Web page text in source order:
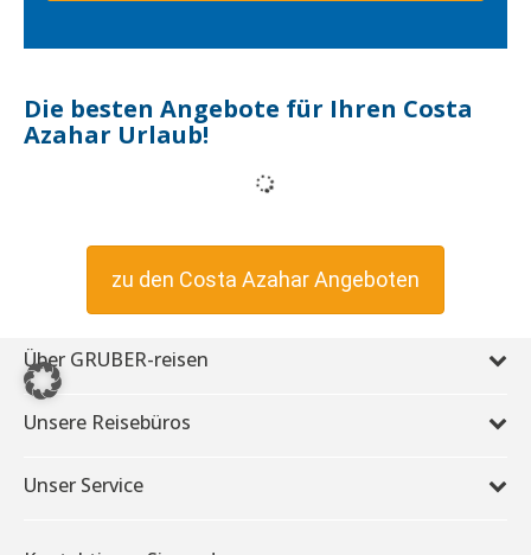
Die besten Angebote für Ihren Costa
Azahar Urlaub!
zu den Costa Azahar Angeboten
Über GRUBER-reisen
Unsere Reisebüros
Unser Service